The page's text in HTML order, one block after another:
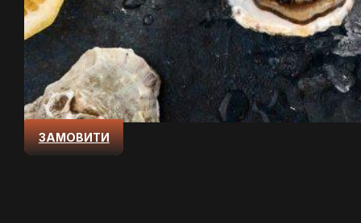
ЗАМОВИТИ